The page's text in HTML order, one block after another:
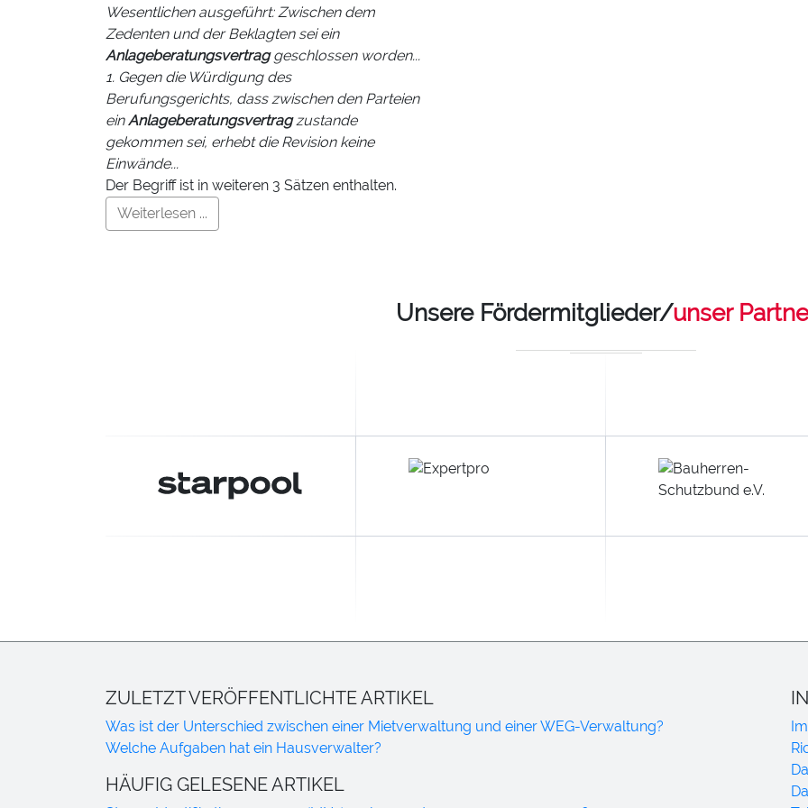
Wesentlichen ausgeführt: Zwischen dem
Zedenten und der Beklagten sei ein
Anlageberatungsvertraggeschlossen worden...
1. Gegen die Würdigung des
Berufungsgerichts, dass zwischen den Parteien
einAnlageberatungsvertragzustande
gekommen sei, erhebt die Revision keine
Einwände...
Der Begriff ist in weiteren 3 Sätzen enthalten.
Weiterlesen ...
Unsere Fördermitglieder/unser
ZULETZT VERÖFFENTLICHTE ARTIKEL
Was ist der Unterschied zwischen einer Mietverwaltung und einer WEG-Verwaltung?
Welche Aufgaben hat ein Hausverwalter?
HÄUFIG GELESENE ARTIKEL